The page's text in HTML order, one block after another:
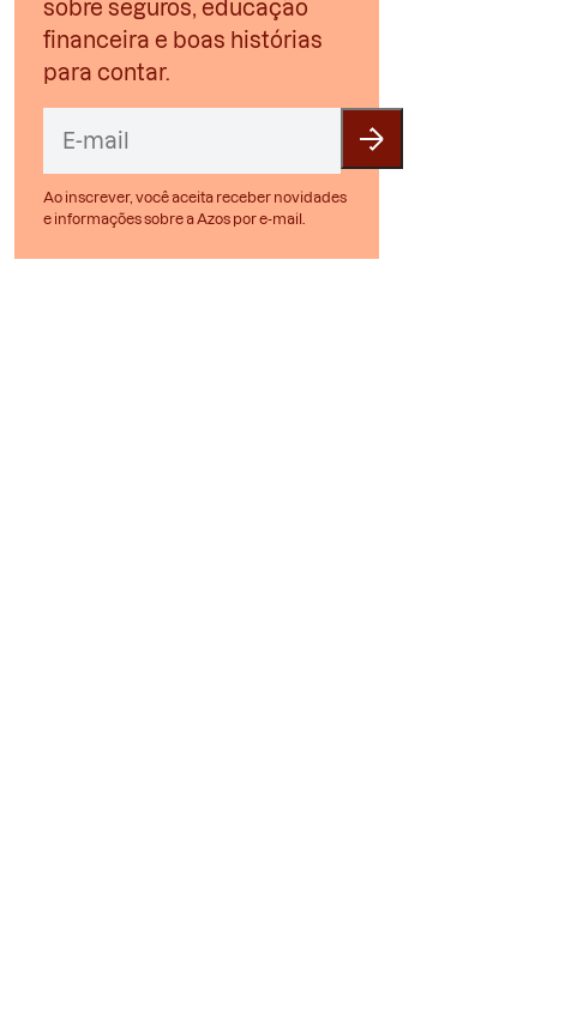
sobre seguros, educação
financeira e boas histórias
para contar.
Ao inscrever, você aceita receber novidades
e informações sobre a Azos por e-mail.